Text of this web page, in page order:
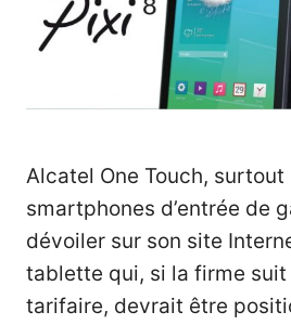
Alcatel One Touch, surtout
smartphones d’entrée de
dévoiler sur son site
tablette qui, si la firme suit
tarifaire, devrait être